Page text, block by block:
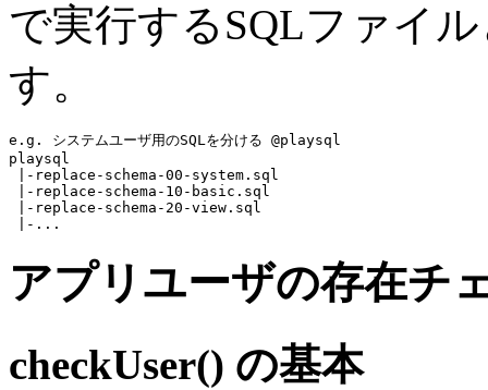
で実行するSQLファイ
す。
e.g. システムユーザ用のSQLを分ける @playsql
playsql
|- replace-schema-00-system.sql
|-replace-schema-10-basic.sql
|-replace-schema-20-view.sql
アプリユーザの存在チ
checkUser() の基本